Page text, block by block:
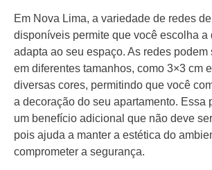
Em Nova Lima, a variedade de redes
disponíveis permite que você escolha a
adapta ao seu espaço. As redes podem
em diferentes tamanhos, como 3×3 cm
diversas cores, permitindo que você
a decoração do seu apartamento. Essa
um benefício adicional que não deve
pois ajuda a manter a estética do
comprometer a segurança.